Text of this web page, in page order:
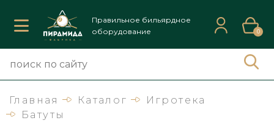
Правильное бильярдное
оборудование
0
Главная Каталог
Игротека
Батуты